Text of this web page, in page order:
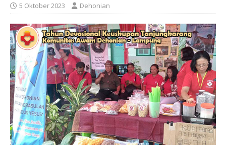
5 Oktober 2023 Dehonian